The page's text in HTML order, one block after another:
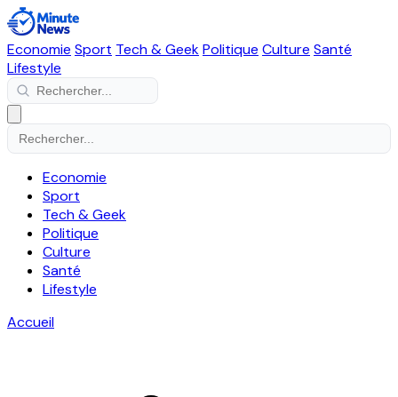
Economie Sport Tech & GeekPolitique Culture Santé
Lifestyle
Economie
Sport
Tech & Geek
Politique
Culture
Santé
Lifestyle
Accueil